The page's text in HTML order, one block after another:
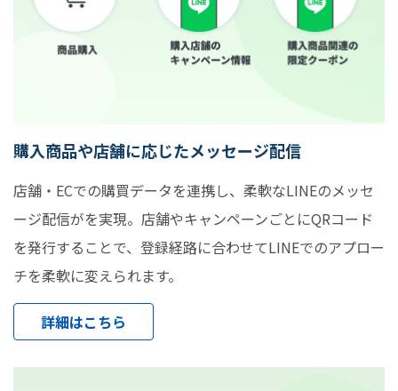
購入商品や店舗に応じたメッセージ配信
店舗・ECでの購買データを連携し、柔軟なLINEのメッセ
ージ配信がを実現。店舗やキャンペーンごとにQRコード
を発行することで、登録経路に合わせてLINEでのアプロー
チを柔軟に変えられます。
詳細はこちら